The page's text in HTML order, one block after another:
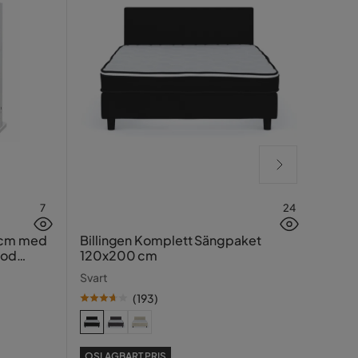
7
med
24
Billingen Komplett Sängpaket
120x200 cm
Svart
(193)